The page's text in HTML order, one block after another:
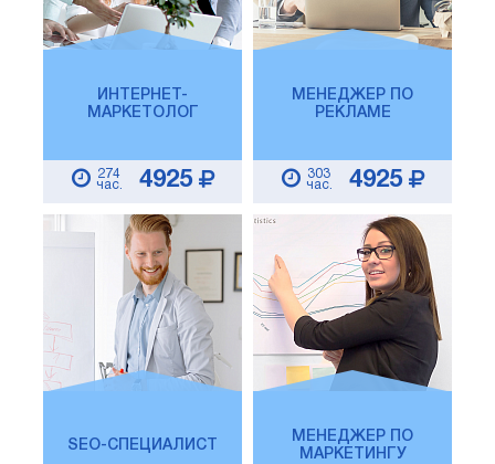
ИНТЕРНЕТ-
МАРКЕТОЛОГ
274
час.
4925
МЕНЕДЖЕР ПО
РЕКЛАМЕ
303
час.
4925
SEO-СПЕЦИАЛИСТ
МЕНЕДЖЕР ПО
МАРКЕТИНГУ